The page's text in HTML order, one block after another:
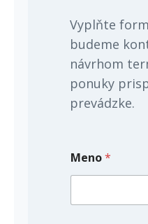
Vyplňte
budeme
návrhom
ponuky
prevádzke.
Meno*